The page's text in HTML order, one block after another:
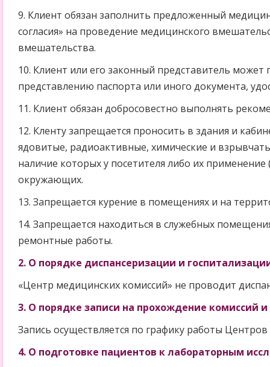
9. Клиент обязан заполнить предложенный
согласия» на проведение медицинского
вмешательства.
10. Клиент или его законный представитель
представлению паспорта или иного документа,
11. Клиент обязан добросовестно выполнять
12. Кленту запрещается проносить в здания и
ядовитые, радиоактивные, химические и
наличие которых у посетителя либо их
окружающих.
13. Запрещается курение в помещениях и на
14. Запрещается находиться в служебных
ремонтные работы.
2. О порядке диспансеризации и
«Центр медицинских комиссий» не проводит
3. О порядке записи на прохождение комиссий
Запись осуществляется по графику работы
4. О подготовке пациентов к лабораторным